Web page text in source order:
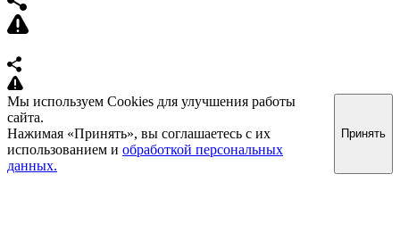
Мы используем Cookies для улучшения работы
сайта.
Нажимая «Принять», вы соглашаетесь с их
использованием и обработкой персональных
данных.
Принять